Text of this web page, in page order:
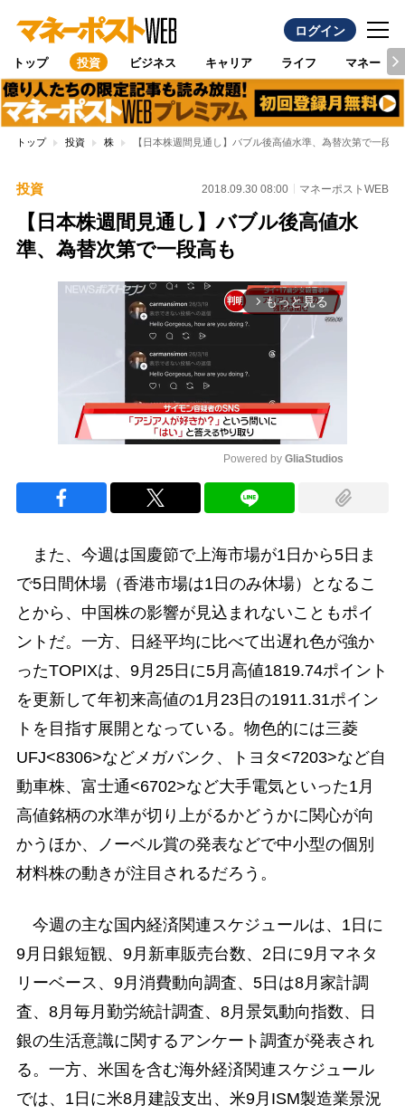
ログイン
トップ 投資 ビジネス キャリア ライフ マネー
トップ 投資 株 【日本株週間見通し】バブル後高値水準、為替次第で一段高
投資 2018.09.30 08:00 マネーポストWEB
【日本株週間見通し】バブル後高値水
準、為替次第で一段高も
arrow_forward_ios もっと見る
Powered by GliaStudios
また、今週は国慶節で上海市場が1日から5日ま
で5日間休場（香港市場は1日のみ休場）となるこ
とから、中国株の影響が見込まれないこともポイ
ントだ。一方、日経平均に比べて出遅れ色が強か
ったTOPIXは、9月25日に5月高値1819.74ポイント
を更新して年初来高値の1月23日の1911.31ポイン
トを目指す展開となっている。物色的には三菱
UFJ<8306>などメガバンク、トヨタ<7203>など自
動車株、富士通<6702>など大手電気といった1月
高値銘柄の水準が切り上がるかどうかに関心が向
かうほか、ノーベル賞の発表などで中小型の個別
材料株の動きが注目されるだろう。
今週の主な国内経済関連スケジュールは、1日に
9月日銀短観、9月新車販売台数、2日に9月マネタ
リーベース、9月消費動向調査、5日は8月家計調
査、8月毎月勤労統計調査、8月景気動向指数、日
銀の生活意識に関するアンケート調査が発表され
る。一方、米国を含む海外経済関連スケジュール
では、1日に米8月建設支出、米9月ISM製造業景況